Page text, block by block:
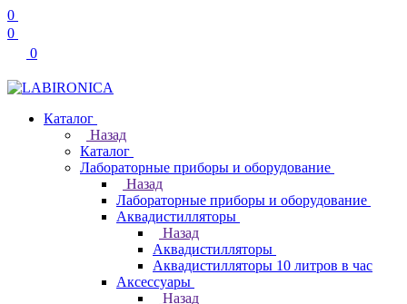
0
0
0
Каталог
Назад
Каталог
Лабораторные приборы и оборудование
Назад
Лабораторные приборы и оборудование
Аквадистилляторы
Назад
Аквадистилляторы
Аквадистилляторы 10 литров в час
Аксессуары
Назад